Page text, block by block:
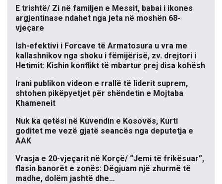
E trishtë/ Zi në familjen e Messit, babai i ikones
argjentinase ndahet nga jeta në moshën 68-
vjeçare
Ish-efektivi i Forcave të Armatosura u vra me
kallashnikov nga shoku i fëmijërisë, zv. drejtori i
Hetimit: Kishin konflikt të mbartur prej disa kohësh
Irani publikon videon e rrallë të liderit suprem,
shtohen pikëpyetjet për shëndetin e Mojtaba
Khameneit
Nuk ka qetësi në Kuvendin e Kosovës, Kurti
goditet me vezë gjatë seancës nga deputetja e
AAK
Vrasja e 20-vjeçarit në Korçë/ “Jemi të frikësuar”,
flasin banorët e zonës: Dëgjuam një zhurmë të
madhe, dolëm jashtë dhe…